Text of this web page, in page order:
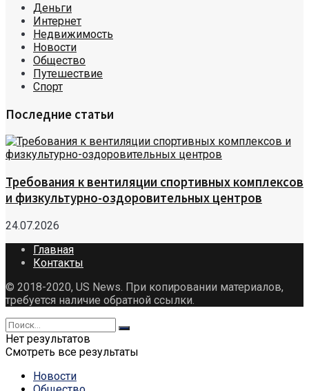
Деньги
Интернет
Недвижимость
Новости
Общество
Путешествие
Спорт
Последние статьи
Требования к вентиляции спортивных комплексов
и физкультурно-оздоровительных центров
24.07.2026
Главная
Контакты
© 2018-2020, US News. При копировании материалов,
требуется наличие обратной ссылки.
Нет результатов
Смотреть все результаты
Новости